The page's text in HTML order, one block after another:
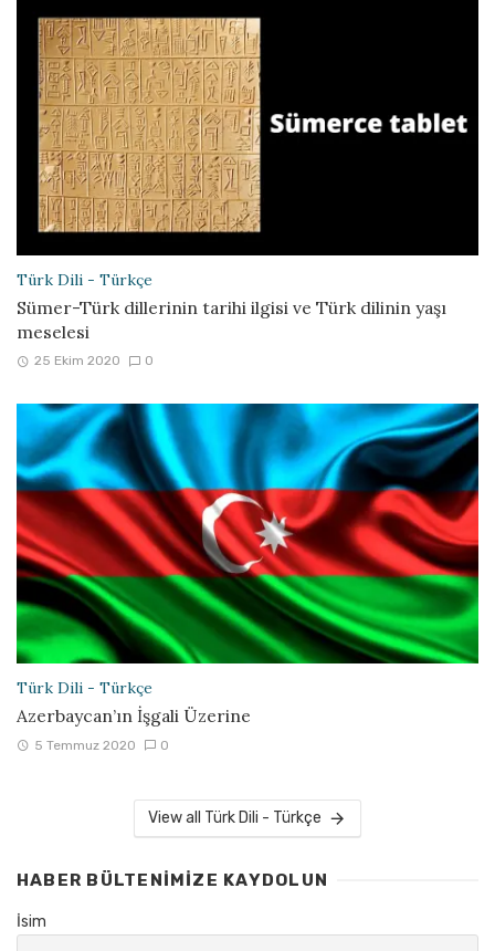
Türk Dili - Türkçe
Sümer-Türk dillerinin tarihi ilgisi ve Türk dilinin yaşı
meselesi
25 Ekim 2020 0
Türk Dili - Türkçe
Azerbaycan’ın İşgali Üzerine
5 Temmuz 2020 0
View all Türk Dili - Türkçe
HABER BÜLTENIMIZE KAYDOLUN
İsim